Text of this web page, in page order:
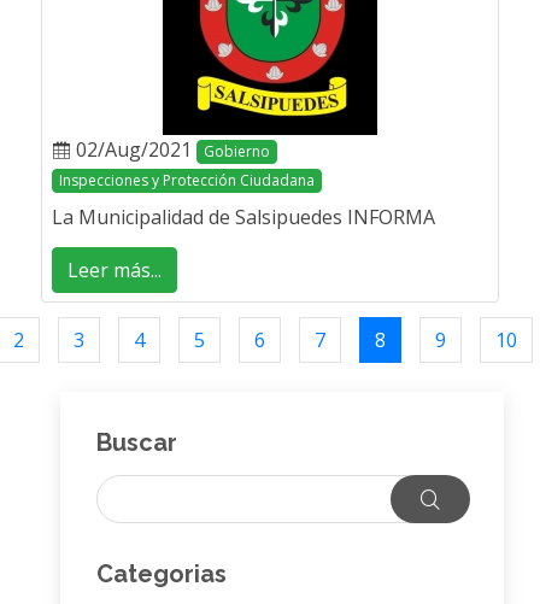
02/Aug/2021
Gobierno
Inspecciones y Protección Ciudadana
La Municipalidad de Salsipuedes INFORMA
Leer más...
2 3 4 5 6 7 8 9 10
Buscar
Categorias